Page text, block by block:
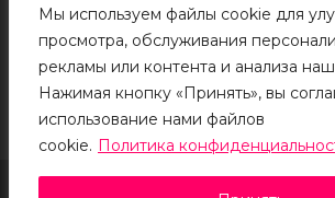
Мы используем файлы cookie для
просмотра, обслуживания
рекламы или контента и анализа
Нажимая кнопку «Принять», вы
использование нами файлов
cookie. Политика
производиться только с письменного разрешения
использовании ссылка на правообладателя и источник
обязательна. Cайт носит исключительно
каких условиях не является публичной офертой,
РФ. Для получения подробной информации о наличии,
стоимости материалов, пожалуйста, обращайтесь в офисы